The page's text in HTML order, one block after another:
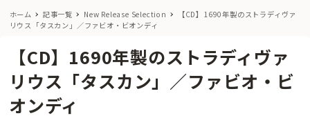
ホーム 記事一覧 New Release Selection
【CD】1690年製のストラディヴァ
リウス「タスカン」／ファビオ・ビオンディ
【CD】1690年製のストラディヴァ
リウス「タスカン」／ファビオ・ビ
オンディ